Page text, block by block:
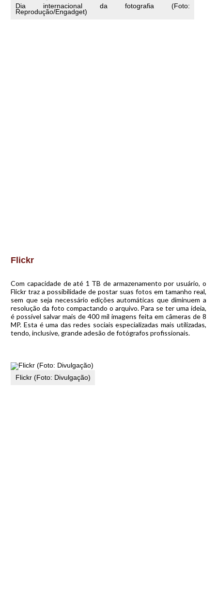
Dia internacional da fotografia (Foto:
Reprodução/Engadget)
Flickr
Com capacidade de até 1 TB de armazenamento por usuário, o
Flickr traz a possibilidade de postar suas fotos em tamanho real,
sem que seja necessário edições automáticas que diminuem a
resolução da foto compactando o arquivo. Para se ter uma ideia,
é possível salvar mais de 400 mil imagens feita em câmeras de 8
MP. Esta é uma das redes sociais especializadas mais utilizadas,
tendo, inclusive, grande adesão de fotógrafos profissionais.
Flickr (Foto: Divulgação)